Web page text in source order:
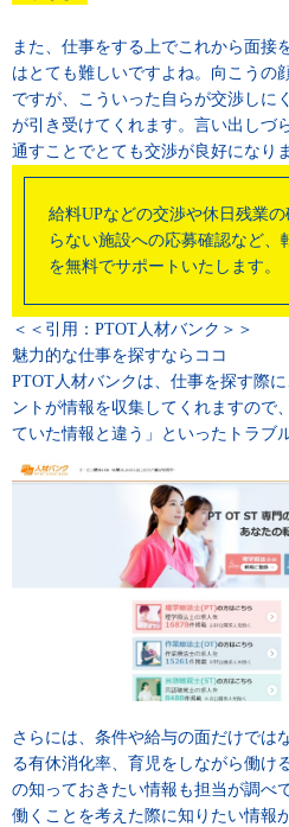
また、仕事をする上でこれから面接
はとても難しいですよね。向こうの
ですが、こういった自らが交渉しに
が引き受けてくれます。言い出しづ
通すことでとても交渉が良好になりま
給料UPなどの交渉や休日残業
らない施設への応募確認など
を無料でサポートいたします。
＜＜引用：PTOT人材バンク＞＞
魅力的な仕事を探すならココ
PTOT人材バンクは、仕事を探す際
ントが情報を収集してくれますので
ていた情報と違う」といったトラブ
さらには、条件や給与の面だけでは
る有休消化率、育児をしながら働け
の知っておきたい情報も担当が調べ
働くことを考えた際に知りたい情報